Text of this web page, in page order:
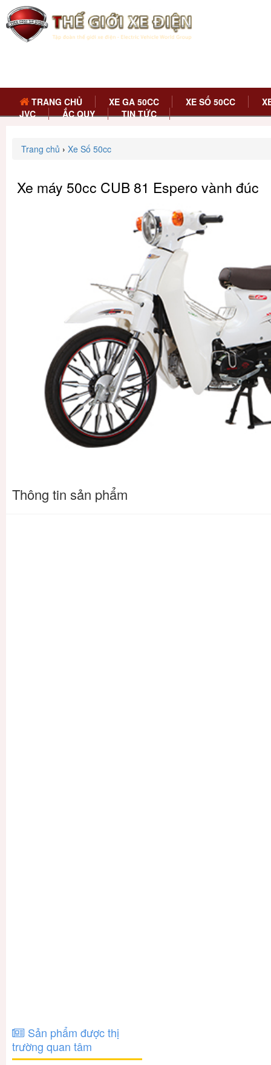
TRANG CHỦ XE GA 50CC XE SỐ 50CC
JVC
ẮC QUY TIN TỨC
Trang chủ › Xe Số 50cc
Xe máy 50cc CUB 81 Espero vành đúc
Thông tin sản phẩm
Sản phẩm được thị
trường quan tâm